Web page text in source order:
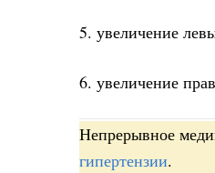
5. увеличение
6. увеличение
Непрерывное
гипертензии.